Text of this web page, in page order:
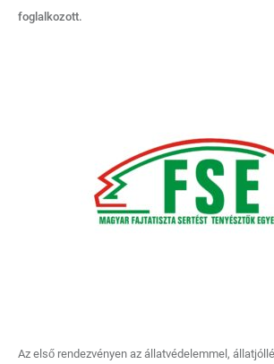
foglalkozott.
Az első rendezvényen az állatvédelemmel,